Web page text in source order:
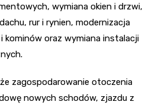
wymiana okien i drzwi,
rur i rynien, modernizacja
kominów oraz wymiana instalacji
zagospodarowanie otoczenia
nowych schodów, zjazdu z